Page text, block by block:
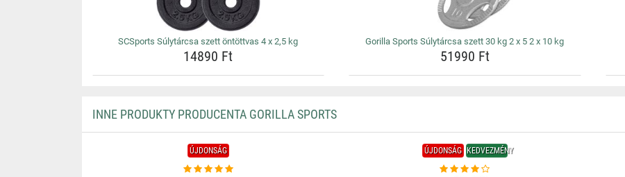
SCSports Súlytárcsa szett öntöttvas 4 x 2,5 kg
14890 Ft
Gorilla Sports Súlytárcsa szett 30 kg 2 x 5 2 x 10 kg
51990 Ft
INNE PRODUKTY PRODUCENTA GORILLA SPORTS
ÚJDONSÁG ÚJDONSÁG KEDVEZMÉNY